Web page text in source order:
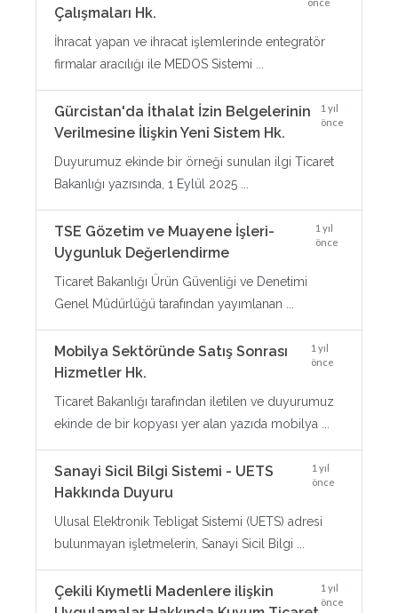
Çalışmaları Hk.
İhracat yapan ve ihracat işlemlerinde entegratör
firmalar aracılığı ile MEDOS Sistemi ...
Gürcistan'da İthalat İzin Belgelerinin
Verilmesine İlişkin Yeni Sistem Hk.
1 yıl
önce
Duyurumuz ekinde bir örneği sunulan ilgi Ticaret
Bakanlığı yazısında, 1 Eylül 2025 ...
TSE Gözetim ve Muayene İşleri-
Uygunluk Değerlendirme
1 yıl
önce
Ticaret Bakanlığı Ürün Güvenliği ve Denetimi
Genel Müdürlüğü tarafından yayımlanan ...
Mobilya Sektöründe Satış Sonrası
Hizmetler Hk.
1 yıl
önce
Ticaret Bakanlığı tarafından iletilen ve duyurumuz
ekinde de bir kopyası yer alan yazıda mobilya ...
Sanayi Sicil Bilgi Sistemi - UETS
Hakkında Duyuru
1 yıl
önce
Ulusal Elektronik Tebligat Sistemi (UETS) adresi
bulunmayan işletmelerin, Sanayi Sicil Bilgi ...
Çekili Kıymetli Madenlere ilişkin
1 yıl
önce